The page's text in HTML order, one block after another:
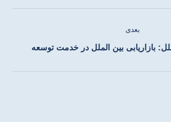
بعدی
نوشته
بازاریابی بین الملل در خدمت توسعه